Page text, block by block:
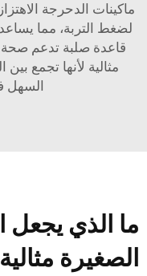
ماكينات الدحرجة
لضغط التربة، مما
قاعدة صلبة تدعم صحة
مثالية لأنها تجمع
ما الذي يجعل
الصغيرة